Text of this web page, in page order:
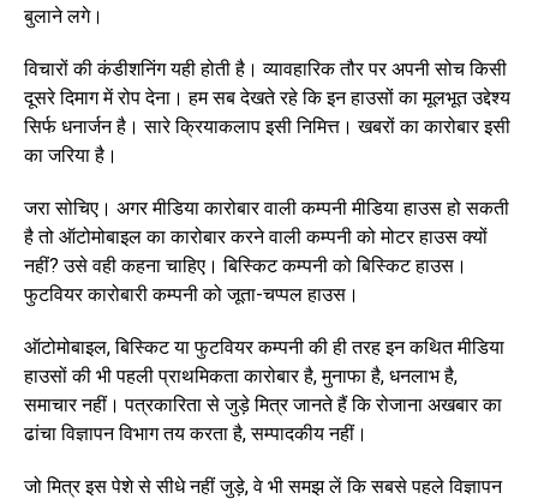
बुलाने लगे।
विचारों की कंडीशनिंग यही होती है। व्यावहारिक तौर पर अपनी सोच किसी
दूसरे दिमाग में रोप देना। हम सब देखते रहे कि इन हाउसों का मूलभूत उद्देश्य
सिर्फ धनार्जन है। सारे क्रियाकलाप इसी निमित्त। खबरों का कारोबार इसी
का जरिया है।
जरा सोचिए। अगर मीडिया कारोबार वाली कम्पनी मीडिया हाउस हो सकती
है तो ऑटोमोबाइल का कारोबार करने वाली कम्पनी को मोटर हाउस क्यों
नहीं? उसे वही कहना चाहिए। बिस्किट कम्पनी को बिस्किट हाउस।
फुटवियर कारोबारी कम्पनी को जूता-चप्पल हाउस।
ऑटोमोबाइल, बिस्किट या फुटवियर कम्पनी की ही तरह इन कथित मीडिया
हाउसों की भी पहली प्राथमिकता कारोबार है, मुनाफा है, धनलाभ है,
समाचार नहीं। पत्रकारिता से जुड़े मित्र जानते हैं कि रोजाना अखबार का
ढांचा विज्ञापन विभाग तय करता है, सम्पादकीय नहीं।
जो मित्र इस पेशे से सीधे नहीं जुड़े, वे भी समझ लें कि सबसे पहले विज्ञापन